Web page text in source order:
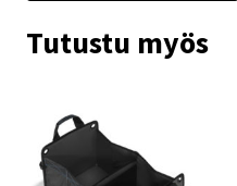
Tutustu myös